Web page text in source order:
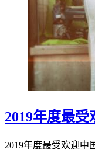
2019年度最
2019年度最受欢迎中